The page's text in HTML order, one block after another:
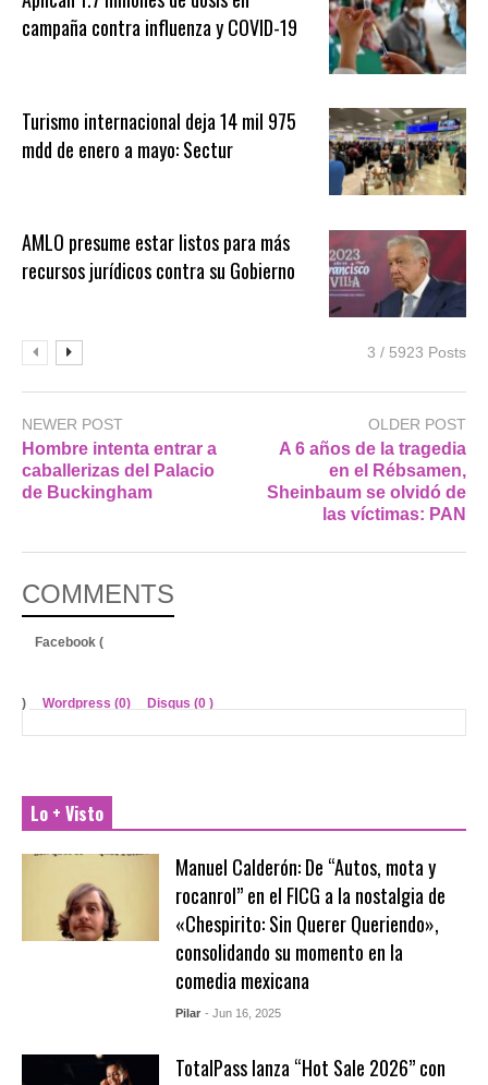
campaña contra influenza y COVID-19
Turismo internacional deja 14 mil 975
mdd de enero a mayo: Sectur
AMLO presume estar listos para más
recursos jurídicos contra su Gobierno
3 / 5923 Posts
NEWER POST
Hombre intenta entrar a
caballerizas del Palacio
de Buckingham
OLDER POST
A 6 años de la tragedia
en el Rébsamen,
Sheinbaum se olvidó de
las víctimas: PAN
COMMENTS
Facebook (
) Wordpress (0) Disqus (0 )
Lo + Visto
Manuel Calderón: De “Autos, mota y
rocanrol” en el FICG a la nostalgia de
«Chespirito: Sin Querer Queriendo»,
consolidando su momento en la
comedia mexicana
Pilar - Jun 16, 2025
TotalPass lanza “Hot Sale 2026” con